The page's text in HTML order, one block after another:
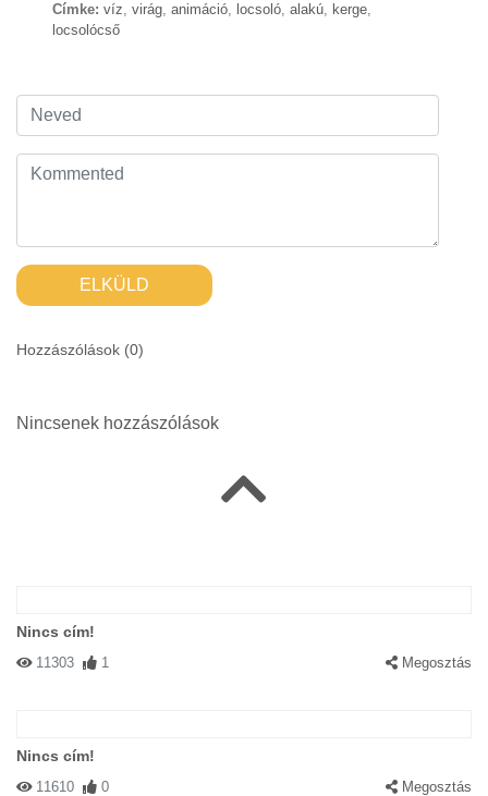
Címke: víz, virág, animáció, locsoló, alakú, kerge,
locsolócső
ELKÜLD
Hozzászólások (0)
Nincsenek hozzászólások
Nincs cím!
11303 1 Megosztás
Nincs cím!
11610 0 Megosztás